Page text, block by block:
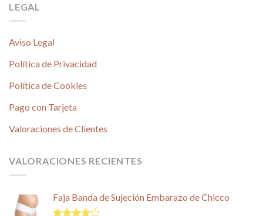
LEGAL
Aviso Legal
Política de Privacidad
Política de Cookies
Pago con Tarjeta
Valoraciones de Clientes
VALORACIONES RECIENTES
Faja Banda de Sujeción Embarazo de Chicco